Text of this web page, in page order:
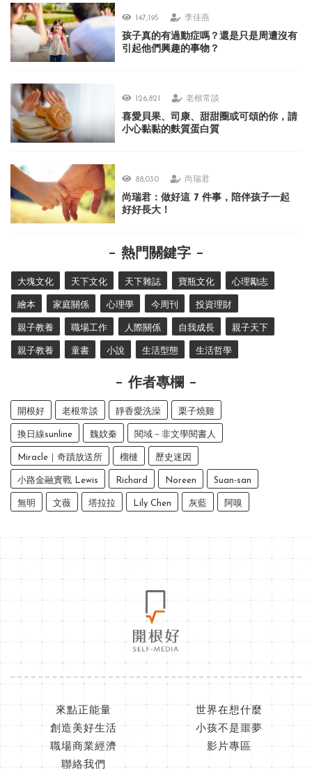
147,195 李佳燕
孩子真的有過動症嗎？還是只是周遭沒有
引起他們興趣的事物？
126,821 老根常談
喜愛貝果、司康、甜甜圈或可頌的你，請
小心黏黏的麩質蛋白質
88,030 尚瑞君
尚瑞君：做好這 7 件事，陪伴孩子一起
好好長大！
熱門關鍵字
大塊文化 天下文化 天下雜誌 寶瓶文化 心理勵志
繪本 家庭關係 心理學 今周刊 投資理財
親子教養 職場工作 人際關係 自我成長 親子天下
親子教養 童書 小說 生活型態 生活哲學
作者專欄
開根好 老根常談 靜香愛洗澡 栗子燒雞
換日線sunline 魏妏秦 閱域－非文學閱書人
Miracle｜奇蹟放送所 榴槤 歷史迷因
小路金融實戰 Lewis Richard Noreen Suan-san
無明 文薇 塔拉拉 Lily Chen 灰藍 阿嗅
來點正能量
世界在想什麼
創造美好生活
小孩不是噩夢
職場商業經濟
影片專區
聯絡我們